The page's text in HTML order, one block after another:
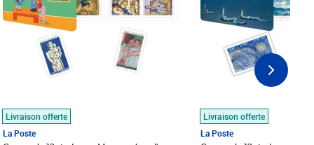
Livraison offerte
La Poste
Livraison offerte
La Poste